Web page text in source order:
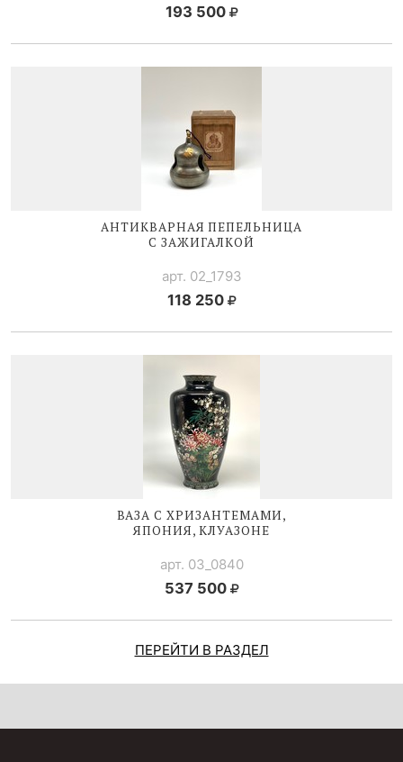
193 500
АНТИКВАРНАЯ ПЕПЕЛЬНИЦА
С ЗАЖИГАЛКОЙ
арт. 02_1793
118 250
ВАЗА С ХРИЗАНТЕМАМИ,
ЯПОНИЯ, КЛУАЗОНЕ
арт. 03_0840
537 500
ПЕРЕЙТИ В РАЗДЕЛ